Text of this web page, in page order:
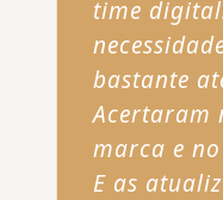
time
bastante
Acertaram
marca e
E as